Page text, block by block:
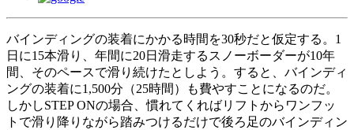
バインディングの装着にかかる時間を30秒だと仮定する。1
日に15本滑り、年間に20日滑走するスノーボーダーが10年
間、そのペースで滑り続けたとしよう。すると、バインディ
ングの装着に1,500分（25時間）も費やすことになるのだ。
しかしSTEP ONの場合、慣れてくればリフトからワンフッ
トで滑り降りながら踏みつけるだけで後ろ足のバインディン